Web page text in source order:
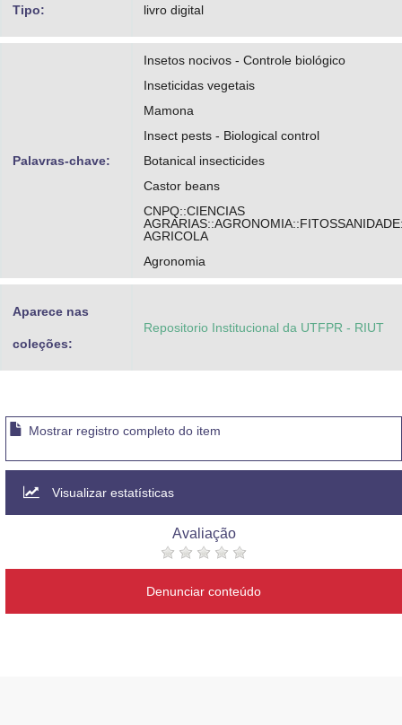
Pietrowski, Vanda
https://orcid.org/0000-0003-3276-4980
Tipo: livro digital
Palavras-chave:
Insetos nocivos - Controle biológico
Inseticidas vegetais
Mamona
Insect pests - Biological control
Botanical insecticides
Castor beans
CNPQ::CIENCIAS
AGRICOLA
Agronomia
Aparece nas
coleções:
Repositorio Institucional da UTFPR - RIUT
Mostrar registro completo do item
Visualizar estatísticas
Avaliação
Denunciar conteúdo